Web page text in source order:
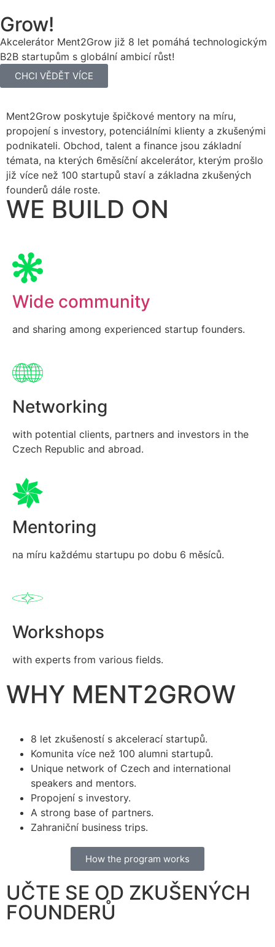
Grow!
Akcelerátor Ment2Grow již 8 let pomáhá technologickým
B2B startupům s globální ambicí růst!
CHCI VĚDĚT VÍCE
Ment2Grow poskytuje špičkové mentory na míru,
propojení s investory, potenciálními klienty a zkušenými
podnikateli. Obchod, talent a finance jsou základní
témata, na kterých 6měsíční akcelerátor, kterým prošlo
již více než 100 startupů staví a základna zkušených
founderů dále roste.
WE BUILD ON
Wide community
and sharing among experienced startup founders.
Networking
with potential clients, partners and investors in the
Czech Republic and abroad.
Mentoring
na míru každému startupu po dobu 6 měsíců.
Workshops
with experts from various fields.
WHY MENT2GROW
8 let zkušeností s akcelerací startupů.
Komunita více než 100 alumni startupů.
Unique network of Czech and international
speakers and mentors.
Propojení s investory.
A strong base of partners.
Zahraniční business trips.
How the program works
UČTE SE OD ZKUŠENÝCH
FOUNDERŮ